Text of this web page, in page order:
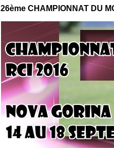
26ème CHAMPIONNAT DU